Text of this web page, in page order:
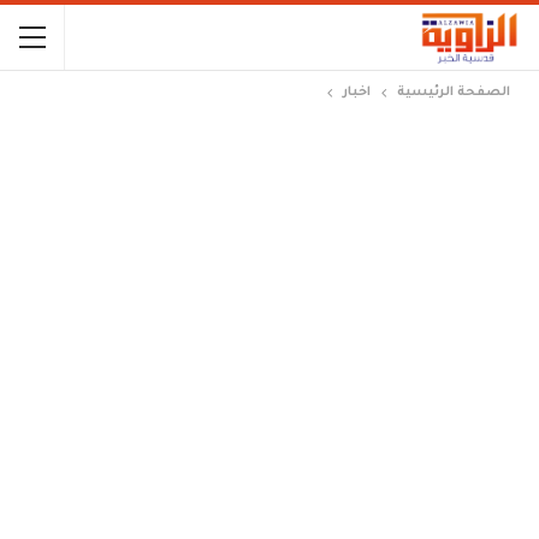
الصفحة الرئيسية اخبار